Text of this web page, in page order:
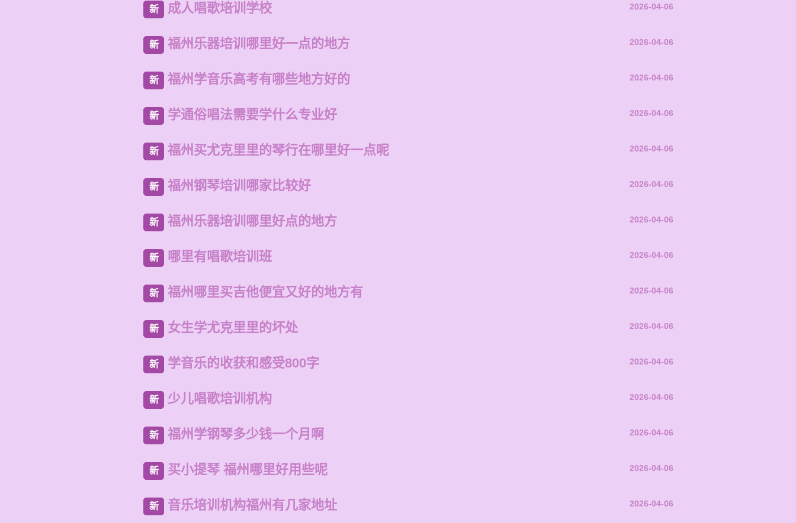
新 成人唱歌培训学校 2026-04-06
新 福州乐器培训哪里好一点的地方 2026-04-06
新 福州学音乐高考有哪些地方好的 2026-04-06
新 学通俗唱法需要学什么专业好 2026-04-06
新 福州买尤克里里的琴行在哪里好一点呢 2026-04-06
新 福州钢琴培训哪家比较好 2026-04-06
新 福州乐器培训哪里好点的地方 2026-04-06
新 哪里有唱歌培训班 2026-04-06
新 福州哪里买吉他便宜又好的地方有 2026-04-06
新 女生学尤克里里的坏处 2026-04-06
新 学音乐的收获和感受800字 2026-04-06
新 少儿唱歌培训机构 2026-04-06
新 福州学钢琴多少钱一个月啊 2026-04-06
新 买小提琴 福州哪里好用些呢 2026-04-06
新 音乐培训机构福州有几家地址 2026-04-06